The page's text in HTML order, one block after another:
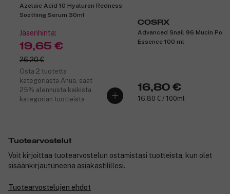
seuraa tuhansia video-oppaita saadaksesi parhaan hyödyn
laitteestasi. Koe jotain ennennäkemätöntä ja seuraa GESKEssä,
kuinka ihostasi tulee pikkuhiljaa silminnähtävän virheetön.
Kuulostaako liian hyvältä ollakseen totta? Kysy vaikka ELLE-
lehden muoti- ja kauneusguruilta, jotka ovat nimenneet GESKEn
parhaaksi kauneusinnovaatioksi. Se on taattu merkki siitä,
GESKE tietää kaiken kauneustekniikasta. Oletko kokoamassa
Azelaic Acid 10 Hyaluron Redness
Soothing Serum 30ml
Jäsenhinta:
19,65 €
26,20 €
Osta 2 tuotetta
kategoriasta Anua, saat
25% alennusta kaikista
kategorian tuotteista
COSRX
Advanced Snail 96 Mucin
Essence 100 ml
16,80 €
16,80 € / 100ml
Tuotearvostelut
Voit kirjoittaa tuotearvostelun ostamistasi tuotteista, kun olet
sisäänkirjautuneena asiakastilillesi.
Tuotearvostelujen ehdot